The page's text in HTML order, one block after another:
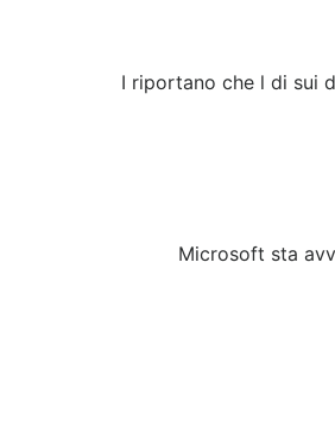
I riportano che l di sui
Microsoft sta